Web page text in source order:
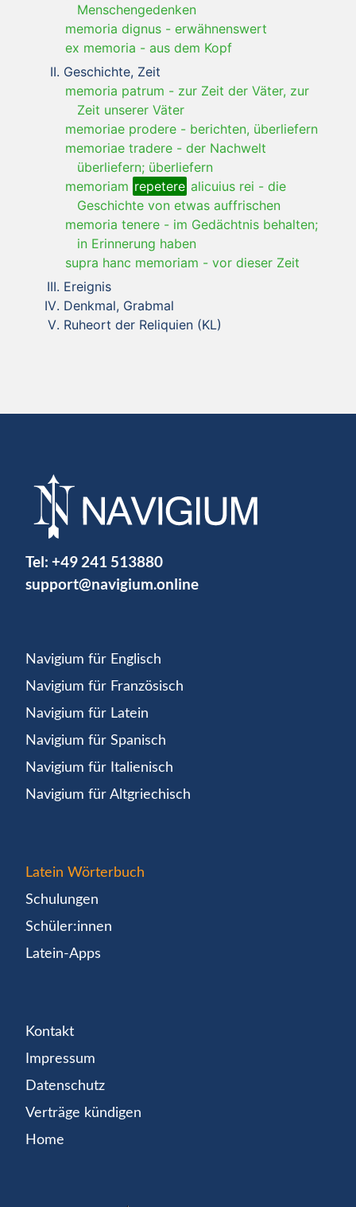
Menschengedenken
memoria dignus - erwähnenswert
ex memoria - aus dem Kopf
Geschichte, Zeit
memoria patrum - zur Zeit der Väter, zur
Zeit unserer Väter
memoriae prodere - berichten, überliefern
memoriae tradere - der Nachwelt
überliefern; überliefern
memoriam repetere alicuius rei - die
Geschichte von etwas auffrischen
memoria tenere - im Gedächtnis behalten;
in Erinnerung haben
supra hanc memoriam - vor dieser Zeit
Ereignis
Denkmal, Grabmal
Ruheort der Reliquien (KL)
Tel: +49 241 513880
support@navigium.online
Navigium für Englisch
Navigium für Französisch
Navigium für Latein
Navigium für Spanisch
Navigium für Italienisch
Navigium für Altgriechisch
Latein Wörterbuch
Schulungen
Schüler:innen
Latein-Apps
Kontakt
Impressum
Datenschutz
Verträge kündigen
Home